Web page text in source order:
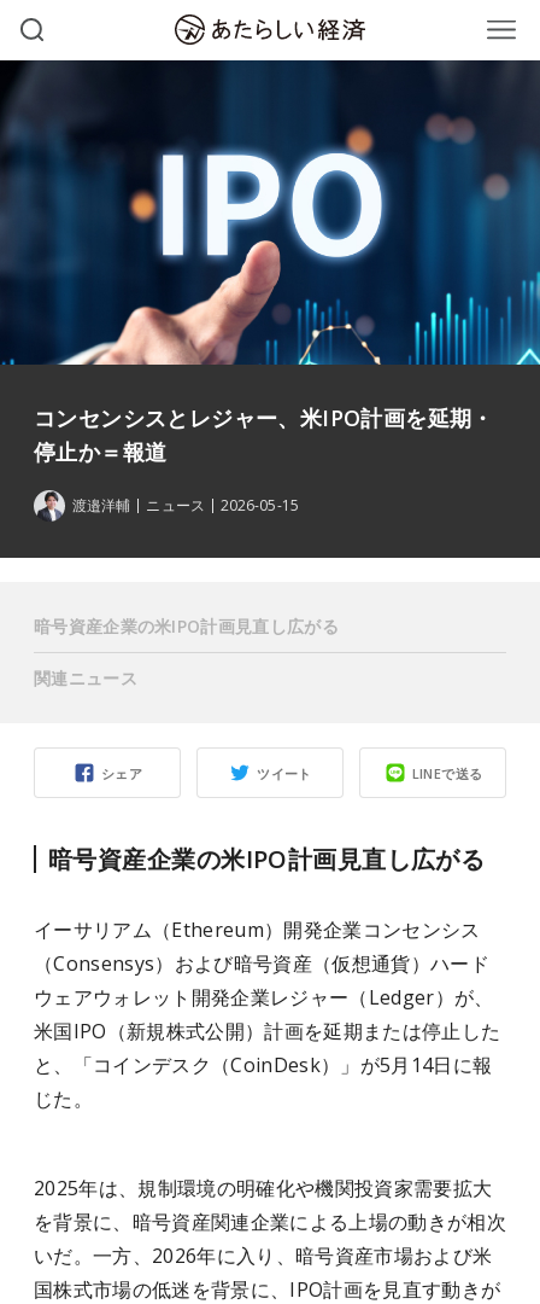
コンセンシスとレジャー、米IPO計画を延期・
停止か＝報道
渡邉洋輔 ニュース 2026-05-15
シェア ツイート LINEで送る
暗号資産企業の米IPO計画見直し広がる
イーサリアム（Ethereum）開発企業コンセンシス
（Consensys）および暗号資産（仮想通貨）ハード
ウェアウォレット開発企業レジャー（Ledger）が、
米国IPO（新規株式公開）計画を延期または停止した
と、「コインデスク（CoinDesk）」が5月14日に報
じた。
2025年は、規制環境の明確化や機関投資家需要拡大
を背景に、暗号資産関連企業による上場の動きが相次
いだ。一方、2026年に入り、暗号資産市場および米
国株式市場の低迷を背景に、IPO計画を見直す動きが
暗号資産企業の米IPO計画見直し広がる
関連ニュース